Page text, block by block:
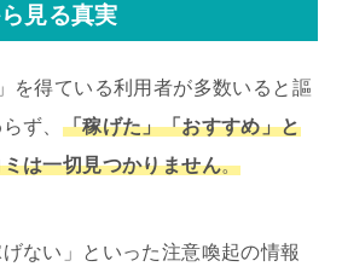
見る真実
を得ている利用者が多数いると謳
ず、 「稼げた」「おすすめ」と
は一切見つかりません。
ない」といった注意喚起の情報